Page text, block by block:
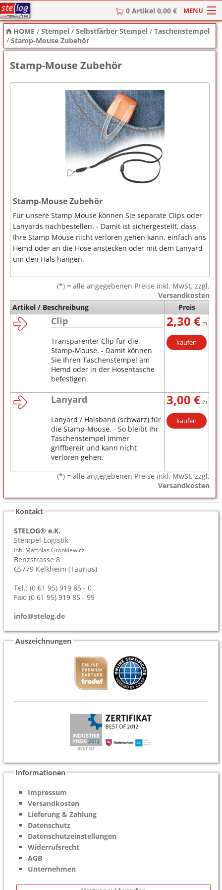
0 Artikel 0,00 € MENU
HOME
Stempel
Stempelzubehör
HOME /Stempel /Selbstfärber Stempel /Taschenstempel
/Stamp-Mouse Zubehör
Stamp-Mouse Zubehör
Stamp-Mouse Zubehör
Für unsere Stamp Mouse können Sie separate Clips oder
Lanyards nachbestellen. - Damit ist sichergestellt, dass
Ihre Stamp Mouse nicht verloren gehen kann, einfach ans
Hemd oder an die Hose anstecken oder mit dem Lanyard
um den Hals hängen.
(*) = alle angegebenen Preise inkl. MwSt. zzgl.
Versandkosten
Artikel / Beschreibung
Preis
Clip
Transparenter Clip für die
Stamp-Mouse. - Damit können
Sie Ihren Taschenstempel am
Hemd oder in der Hosentasche
befestigen.
2,30 € (*)
kaufen
Lanyard
Lanyard / Halsband (schwarz) für
die Stamp-Mouse. - So bleibt Ihr
Taschenstempel immer
griffbereit und kann nicht
verloren gehen.
3,00 € (*)
kaufen
(*) = alle angegebenen Preise inkl. MwSt. zzgl.
Versandkosten
Kontakt
STELOG® e.K.
Stempel-Logistik
Inh. Matthias Gronkiewicz
Benzstrasse 8
65779 Kelkheim (Taunus)
Tel.: (0 61 95) 919 85 - 0
Fax: (0 61 95) 919 85 - 99
info@stelog.de
Auszeichnungen
Informationen
Impressum
Versandkosten
Lieferung & Zahlung
Datenschutz
Datenschutzeinstellungen
Widerrufsrecht
AGB
Unternehmen